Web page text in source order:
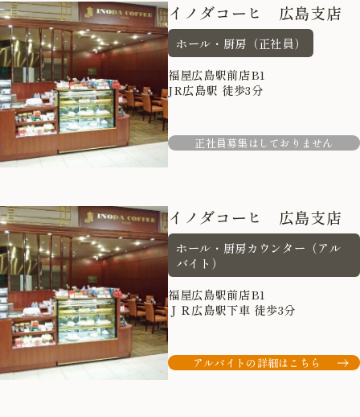
イノダコーヒ 広島支店
ホール・厨房（正社員）
福屋広島駅前店B1
JR広島駅 徒歩3分
正社員募集はしておりません
イノダコーヒ 広島支店
ホール・厨房カウンター（アル
バイト）
福屋広島駅前店B1
ＪＲ広島駅下車 徒歩3分
アルバイトの詳細はこちら